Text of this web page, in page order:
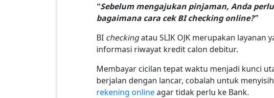
“Sebelum mengajukan pinjaman, Anda
bagaimana cara cek BI checking online?”
BI checkingatau SLIK OJK merupakan
informasi riwayat kredit calon debitur.
Membayar cicilan tepat waktu menjadi kunci
berjalan dengan lancar, cobalah untuk
rekening onlineagar tidak perlu ke Bank.